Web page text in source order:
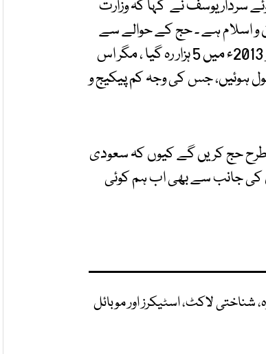
سردار یوسف نے کہا کہ وزارت
و اسلام ہے ۔ حج کے حوالے سے
بڑی پریشانی ہے، گزشتہ دور میں جب ذمہ داری سنبھالی گئی تو 2013ء میں 5 ہزار رہ گیا ، مگر اس
موصول ہوئیں، جس کی وجہ کم پیکیج و
حج کریں گے کیوں کہ سعودی
جانب سے بھی اب ہم کوئی
لاکٹ، اسٹیکرز اور موبائل